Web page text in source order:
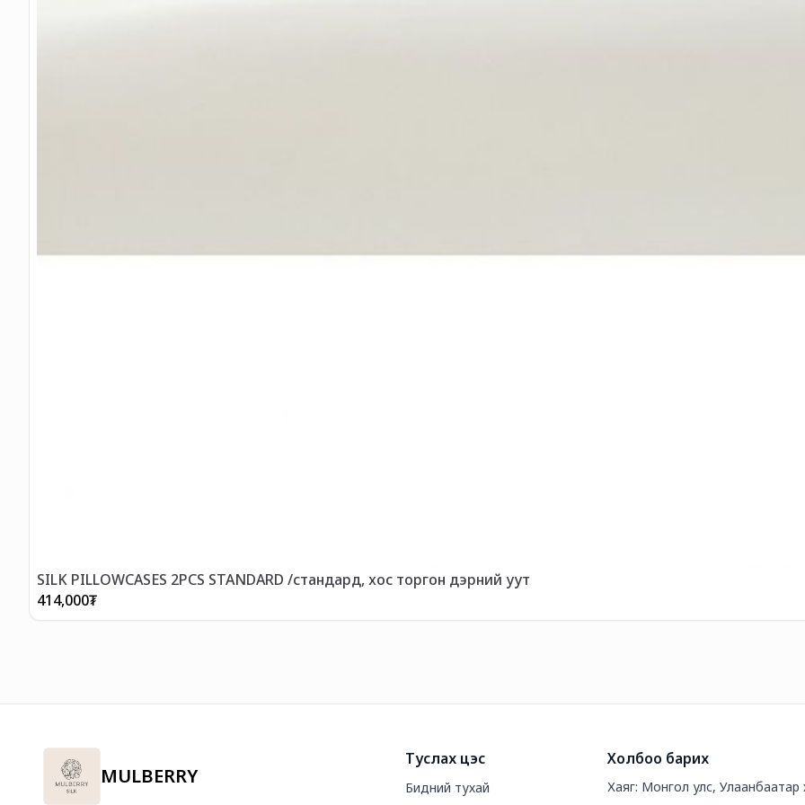
SILK PILLOWCASES 2PCS STANDARD /стандард, хос торгон дэрний уут
414,000₮
MULBERRY
Туслах цэс
Бидний тухай
Холбоо барих
Хаяг: Монгол улс, Улаанбаатар